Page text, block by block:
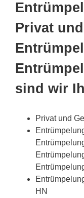
Privat
sind wir
Privat und
HN